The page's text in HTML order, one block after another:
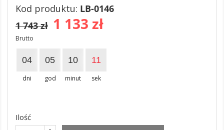
Kod produktu: LB-0146
1 133 zł
1 743 zł
Brutto
04
dni
05
god
10
minut
11
sek
Ilość